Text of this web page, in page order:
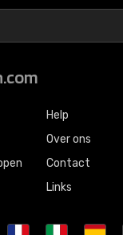
Help
Over ons
Contact
Links